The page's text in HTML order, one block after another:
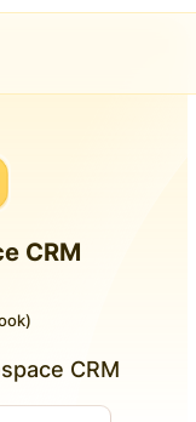
CRM
CRM